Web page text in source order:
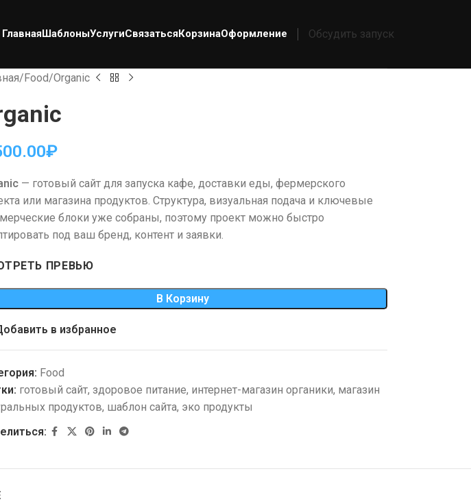
ГлавнаяШаблоныУслугиСвязатьсяКорзинаОформление Обсудить запуск
Food Organic
₽
— готовый сайт для запуска кафе, доставки еды, фермерского
или магазина продуктов. Структура, визуальная подача и ключевые
блоки уже собраны, поэтому проект можно быстро
под ваш бренд, контент и заявки.
ПРЕВЬЮ
В Корзину
в избранное
Food
готовый сайт, здоровое питание, интернет-магазин органики, магазин
продуктов, шаблон сайта, эко продукты